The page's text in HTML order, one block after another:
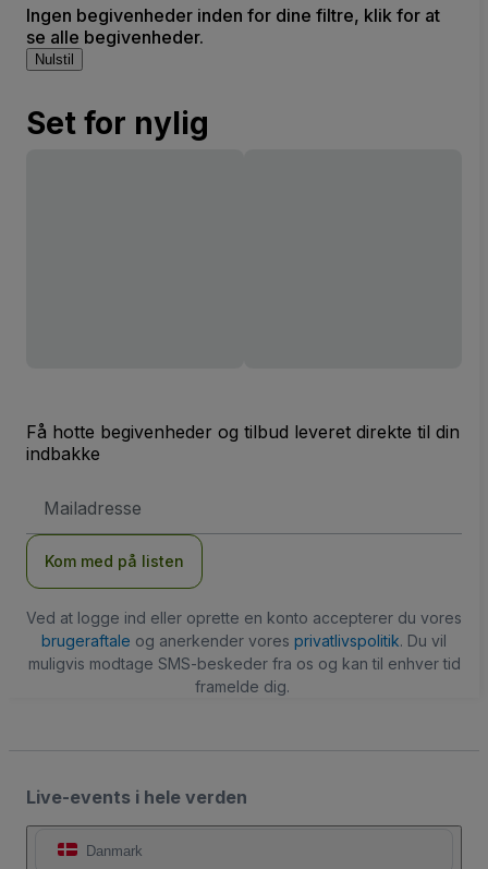
Ingen begivenheder inden for dine filtre, klik for at
se alle begivenheder.
Nulstil
Set for nylig
Få hotte begivenheder og tilbud leveret direkte til din
indbakke
adresse
Kom med på listen
Ved at logge ind eller oprette en konto accepterer du vores
brugeraftale og anerkender vores privatlivspolitik. Du vil
muligvis modtage SMS-beskeder fra os og kan til enhver tid
framelde dig.
Live-events i hele verden
Danmark